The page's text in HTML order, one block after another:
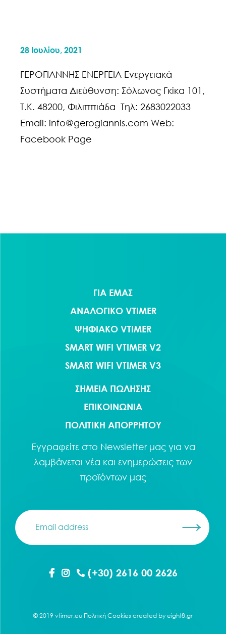
28 Ιουλίου, 2021
ΓΕΡΟΓΙΑΝΝΗΣ ΕΝΕΡΓΕΙΑ Ενεργειακά
Συστήματα Διεύθυνση: Σόλωνος Γκίκα 101,
Τ.Κ. 48200, Φιλιππιάδα Τηλ: 2683022033
Email: info@gerogiannis.com Web:
Facebook Page
ΓΙΑ ΕΜΑΣ
ΑΝΑΛΟΓΙΚΟ VTIMER
ΨΗΦΙΑΚΟ VTIMER
SMART WIFI VTIMER V2
SMART WIFI VTIMER V3
ΣΗΜΕΙΑ ΠΩΛΗΣΗΣ
ΕΠΙΚΟΙΝΩΝΙΑ
ΠΟΛΙΤΙΚΗ ΑΠΟΡΡΗΤΟΥ
Εγγραφείτε στο Newsletterμας για να
λαμβάνεται νέα και ενημερώσεις των
προϊόντων μας
(+30) 2616 00 2626
© 2019 vtimer.eu Πολιτική Cookies created by eight8.gr